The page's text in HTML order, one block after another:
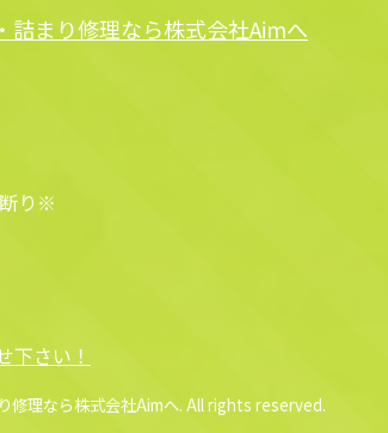
詰まり修理なら株式会社Aimへ
り※
下さい！
修理なら株式会社Aimへ. All rights reserved.